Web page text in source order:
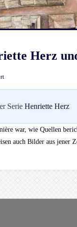
Herz
Serie Henriette Herz
war, wie Quellen
auch Bilder aus